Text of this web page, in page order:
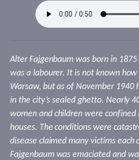
Alter Fajgenbaum was born in 1875
was a labourer. It is not known how
Warsaw, but as of November 1940
in the city’s sealed ghetto. Nearly
women and children were
houses. The conditions were
disease claimed many victims each
Fajgenbaum was emaciated and